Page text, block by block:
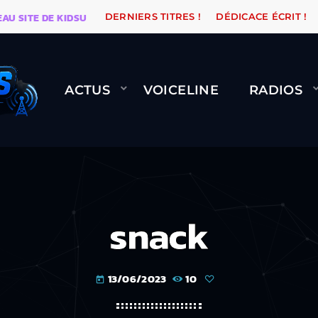
KIDSUNE WARÉTRO ORANGE ROAD QUI
DERNIERS TITRES ! DÉDICACE ÉCRIT !
ACTUS VOICELINE RADIOS
snack
today 13/06/2023 10